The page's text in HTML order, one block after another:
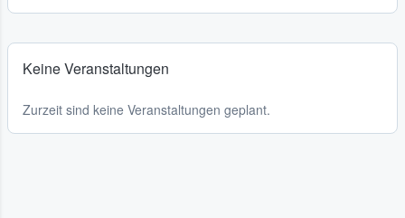
Keine Veranstaltungen
Zurzeit sind keine Veranstaltungen geplant.